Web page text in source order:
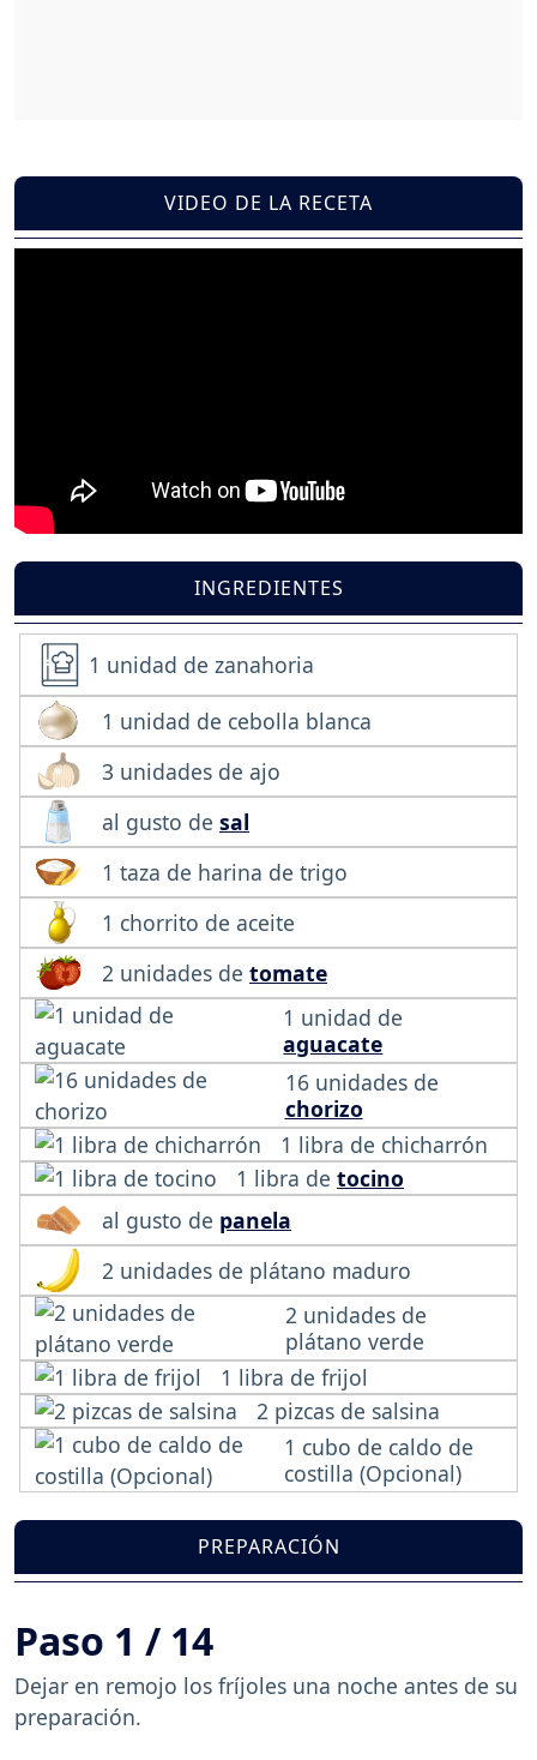
VIDEO DE LA RECETA
INGREDIENTES
1 unidad de zanahoria
1 unidad de cebolla blanca
3 unidades de ajo
al gusto de sal
1 taza de harina de trigo
1 chorrito de aceite
2 unidades de tomate
1 unidad de
aguacate
16 unidades de
chorizo
1 libra de chicharrón
1 libra de tocino
al gusto de panela
2 unidades de plátano maduro
2 unidades de
plátano verde
1 libra de frijol
2 pizcas de salsina
1 cubo de caldo de
costilla (Opcional)
PREPARACIÓN
Paso 1 / 14
Dejar en remojo los fríjoles una noche antes de su
preparación.